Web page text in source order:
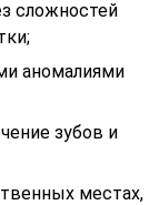
сложностей
аномалиями
зубов и
местах,